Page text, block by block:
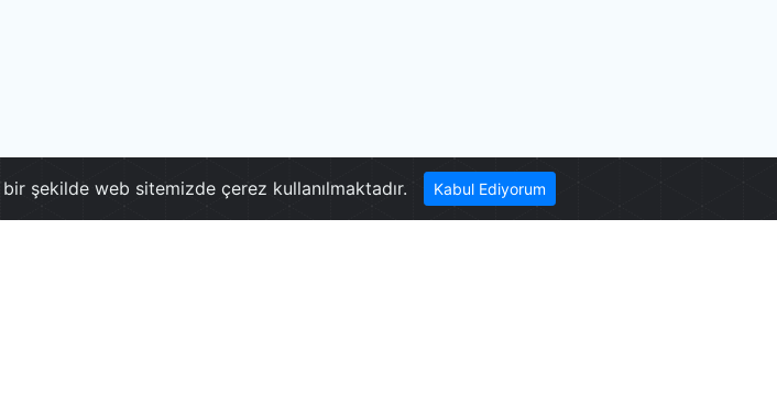
şekilde web sitemizde çerez kullanılmaktadır. Kabul Ediyorum